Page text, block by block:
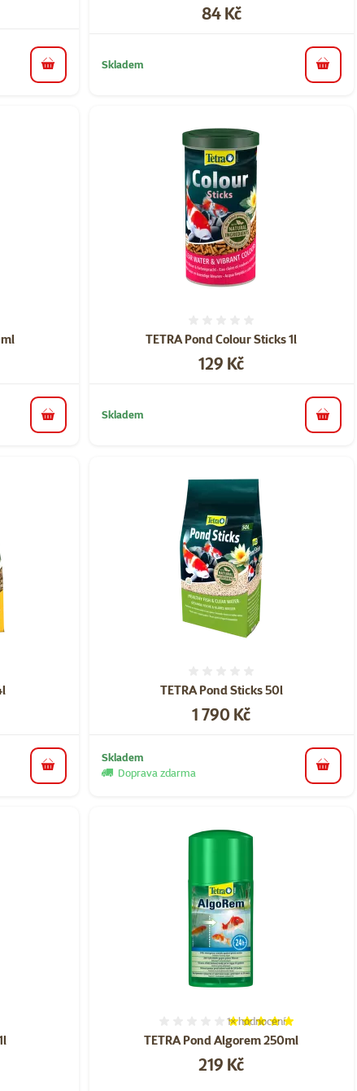
do košíku
Cena
84 Kč
Skladem do
do košíku
TETRA Pond Colour Sticks 1l
Cena
129 Kč
Skladem do
do košíku
TETRA Pond Sticks 50l
Cena
1 790 Kč
Skladem
Doprava zdarma
do
TETRA Pond Algorem 250ml
Hodnocení 100%, počet
1×hodnocení
Cena
219 Kč